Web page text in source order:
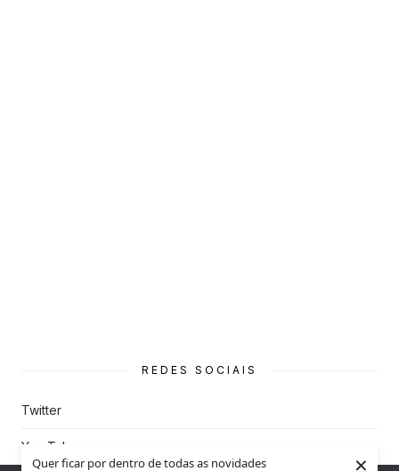
Quer ficar por dentro de todas as novidades
REDES SOCIAIS
Twitter
You Tube